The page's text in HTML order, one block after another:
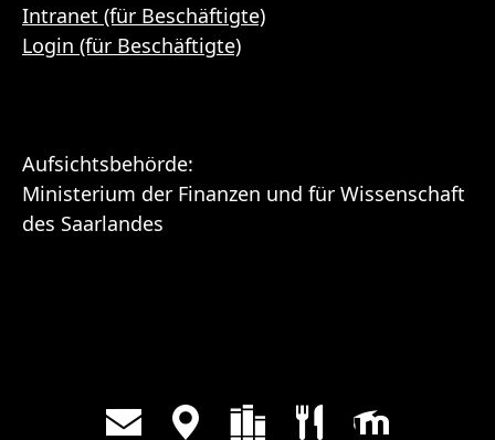
Intranet (für Beschäftigte)
Login (für Beschäftigte)
Aufsichtsbehörde:
Ministerium der Finanzen und für Wissenschaft
des Saarlandes